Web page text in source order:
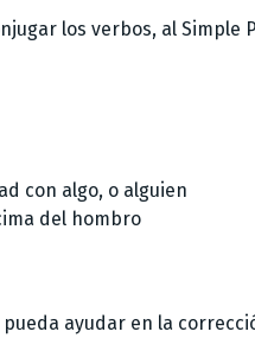
los verbos, al Simple
con algo, o alguien
del hombro
ayudar en la